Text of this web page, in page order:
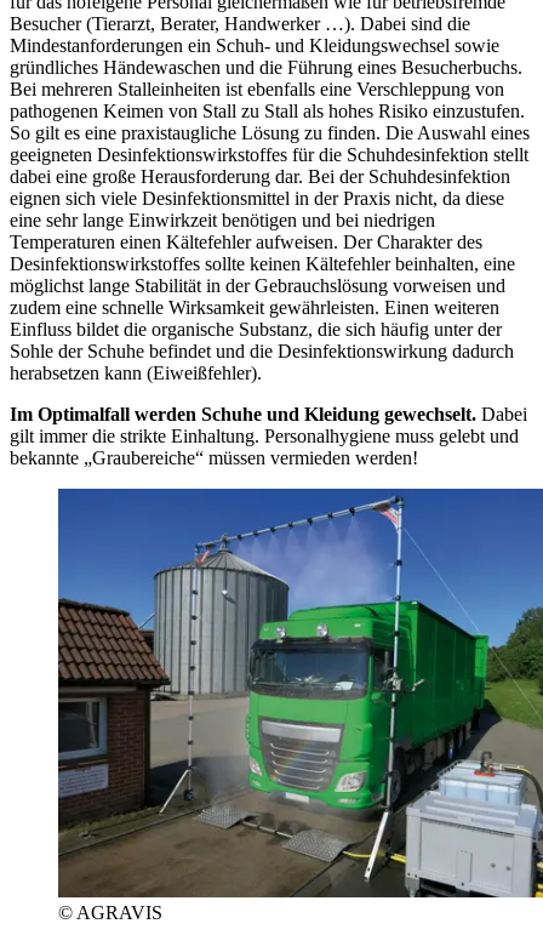
Besucher (Tierarzt, Berater, Handwerker …). Dabei sind die
Mindestanforderungen ein Schuh- und Kleidungswechsel sowie
gründliches Händewaschen und die Führung eines Besucherbuchs.
Bei mehreren Stalleinheiten ist ebenfalls eine Verschleppung von
pathogenen Keimen von Stall zu Stall als hohes Risiko einzustufen.
So gilt es eine praxistaugliche Lösung zu finden. Die Auswahl eines
geeigneten Desinfektionswirkstoffes für die Schuhdesinfektion stellt
dabei eine große Herausforderung dar. Bei der Schuhdesinfektion
eignen sich viele Desinfektionsmittel in der Praxis nicht, da diese
eine sehr lange Einwirkzeit benötigen und bei niedrigen
Temperaturen einen Kältefehler aufweisen. Der Charakter des
Desinfektionswirkstoffes sollte keinen Kältefehler beinhalten, eine
möglichst lange Stabilität in der Gebrauchslösung vorweisen und
zudem eine schnelle Wirksamkeit gewährleisten. Einen weiteren
Einfluss bildet die organische Substanz, die sich häufig unter der
Sohle der Schuhe befindet und die Desinfektionswirkung dadurch
herabsetzen kann (Eiweißfehler).
Im Optimalfall werden Schuhe und Kleidung gewechselt. Dabei
gilt immer die strikte Einhaltung. Personalhygiene muss gelebt und
bekannte „Graubereiche“ müssen vermieden werden!
© AGRAVIS